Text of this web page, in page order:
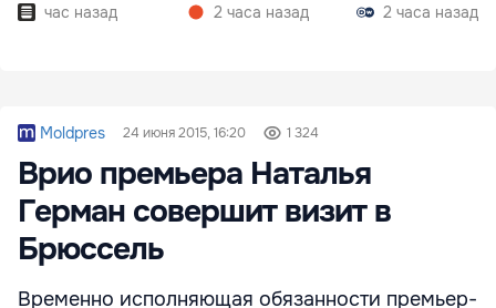
час назад
2 часа назад
2 часа назад
Moldpres 24 июня 2015, 16:20 1 324
Врио премьера Наталья
Герман совершит визит в
Брюссель
Временно исполняющая обязанности премьер-